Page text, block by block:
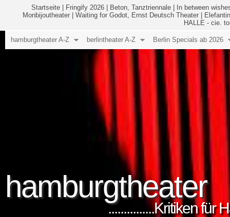
Startseite Fringify 2026 Beton, Tanztriennale
In between
Monbijoutheater
Waiting for Godot, Ernst Deutsch Theater
HALLE - cie.
hamburgtheater
...............Kritiken für
hamburgtheater A-Z berlintheater A-Z Berlin Specials ab 2026